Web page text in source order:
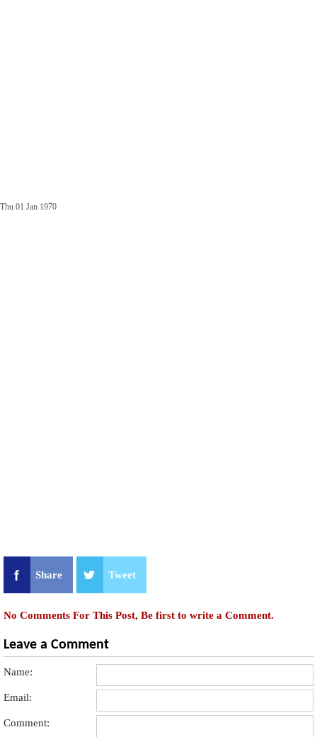
Thu 01 Jan 1970
Share Tweet
No Comments For This Post, Be first to write a Comment.
Leave a Comment
Name:
Email:
Comment: